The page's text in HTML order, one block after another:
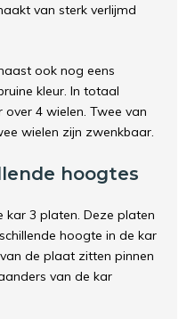
van sterk verlijmd
ook nog eens
kleur. In totaal
4 wielen. Twee van
wielen zijn zwenkbaar.
hoogtes
kar 3 platen. Deze platen
hoogte in de kar
de plaat zitten pinnen
van de kar